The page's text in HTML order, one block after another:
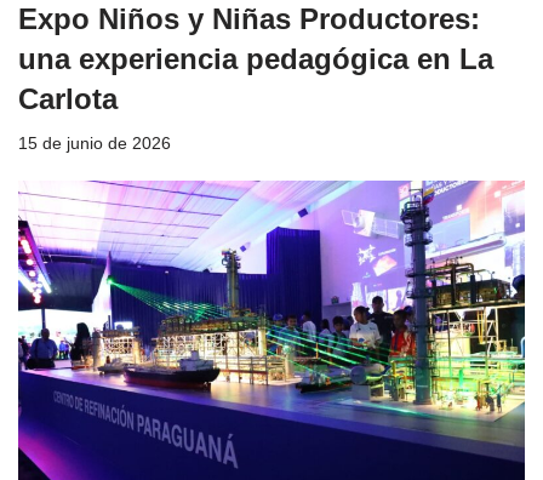
Expo Niños y Niñas Productores:
una experiencia pedagógica en La
Carlota
15 de junio de 2026